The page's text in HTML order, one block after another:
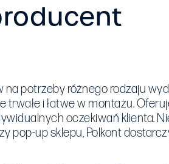
na potrzeby różnego rodzaju
trwałe i łatwe w montażu.
oczekiwań klienta.
pop-up sklepu, Polkont